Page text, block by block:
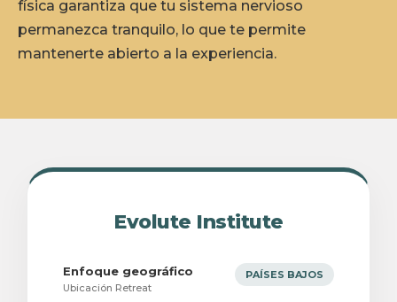
física garantiza que tu sistema nervioso
permanezca tranquilo, lo que te permite
mantenerte abierto a la experiencia.
Evolute Institute
Enfoque geográfico
Ubicación Retreat
PAÍSES BAJOS